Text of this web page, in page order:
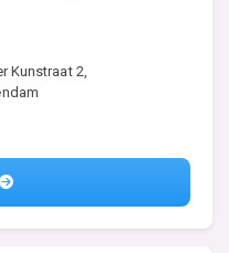
Kunstraat 2,